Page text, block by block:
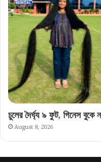
চুলের দৈর্ঘ্য ৯ ফুট, গিনেস বুকে
August 8, 2026